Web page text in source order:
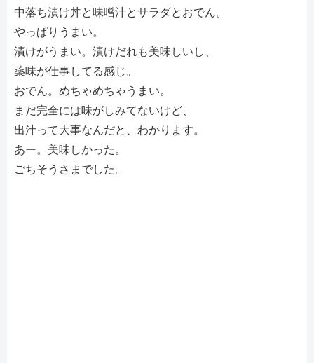
中落ち漬け丼と味噌汁とサラダとおでん。
やっぱりうまい。
漬けがうまい。漬けだれも美味しいし、
薬味が仕事してる感じ。
おでん。めちゃめちゃうまい。
まだ完全には味がしみてないけど、
出汁って大事なんだと、わかります。
あー。美味しかった。
ごちそうさまでした。